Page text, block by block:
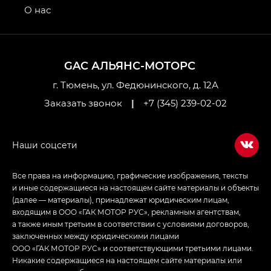
привод — GB AWD, Джи Эль Полный привод —
Джи Икс ПРЕМИУМ — GX PREMIUM, ЛАУНЖ —
LOUNGE
Empow — Эмпау (Empow) в комплектации
GAC АЛЬЯНС-МОТОРС
г. Тюмень, ул. Федюнинского, д. 12А
Заказать звонок
| +7 (345) 239-02-02
О нас
Все права на информацию, графические изображения, тексты
и иные содержащиеся на настоящем сайте материалы и объекты
(далее — материалы), принадлежат юридическим лицам,
входящим в ООО «ГАК МОТОР РУС», рекламным агентствам,
а также иным третьим в соответствии с условиями договоров,
заключенных между юридическими лицами
ООО «ГАК МОТОР РУС» и соответствующими третьими лицами.
Никакие содержащиеся на настоящем сайте материалы или